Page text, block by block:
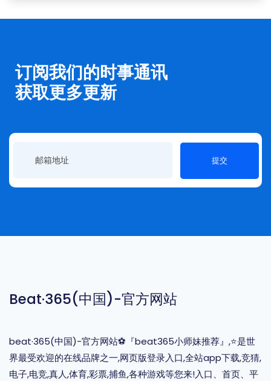
订阅我们的时事通讯
获取更多更新
提交
Beat·365(中国)-官方网站
beat·365(中国)-官方网站⚽️『beat365小师妹推荐』,⭐️是世
界最受欢迎的在线品牌之一,网页版登录入口,全站app下载,竞猜,
电子,电竞,真人,体育,彩票,捕鱼,各种游戏等您来!入口、首页、平